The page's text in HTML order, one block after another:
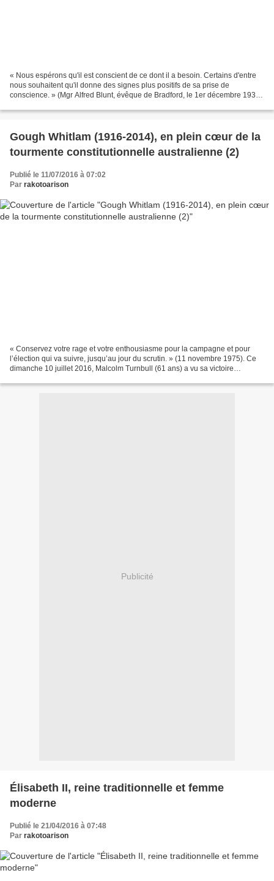
« Nous espérons qu'il est conscient de ce dont il a besoin. Certains d'entre
nous souhaitent qu'il donne des signes plus positifs de sa prise de
conscience. » (Mgr Alfred Blunt, évêque de Bradford, le 1er décembre 1936,
Gough Whitlam (1916-2014), en plein cœur de la
tourmente constitutionnelle australienne (2)
Publié le 11/07/2016 à 07:02
Par rakotoarison
« Conservez votre rage et votre enthousiasme pour la campagne et pour
l’élection qui va suivre, jusqu’au jour du scrutin. » (11 novembre 1975). Ce
dimanche 10 juillet 2016, Malcolm Turnbull (61 ans) a vu sa victoire
Publicité
Élisabeth II, reine traditionnelle et femme
moderne
Publié le 21/04/2016 à 07:48
Par rakotoarison